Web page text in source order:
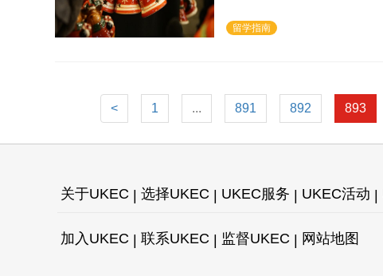
留学指南
< 1 ... 891 892 893
关于UKEC 选择UKEC UKEC服务 UKEC活动
加入UKEC 联系UKEC 监督UKEC 网站地图